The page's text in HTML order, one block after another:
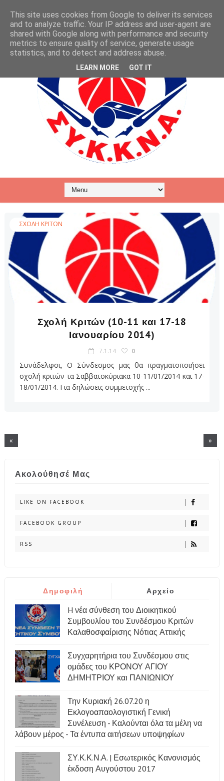
ΣΧΟΛΗ ΚΡΙΤΩΝ
Σχολή Κριτών (10-11 και 17-18
Ιανουαρίου 2014)
7.1.14 0
Συνάδελφοι, Ο Σύνδεσμος μας θα πραγματοποιήσει
σχολή κριτών τα Σαββατοκύριακα 10-11/01/2014 και 17-
18/01/2014. Για δηλώσεις συμμετοχής ...
« »
Ακολούθησέ Μας
LIKE ON FACEBOOK
FACEBOOK GROUP
RSS
Δημοφιλή Αρχείο
H νέα σύνθεση του Διοικητικού
Συμβουλίου του Συνδέσμου Κριτών
Καλαθοσφαίρισης Νότιας Αττικής
Συγχαρητήρια του Συνδέσμου στις
ομάδες του ΚΡΟΝΟΥ ΑΓΙΟΥ
ΔΗΜΗΤΡΙΟΥ και ΠΑΝΙΩΝΙΟΥ
Την Κυριακή 26.07.20 η
Εκλογοαπαολογιστική Γενική
Συνέλευση - Καλούνται όλα τα μέλη να
λάβουν μέρος - Τα έντυπα αιτήσεων υποψηφίων
ΣΥ.Κ.Κ.Ν.Α. | Εσωτερικός Κανονισμός
έκδοση Αυγούστου 2017
This site uses cookies from Google to deliver its services
and to analyze traffic. Your IP address and user-agent are
shared with Google along with performance and security
metrics to ensure quality of service, generate usage
statistics, and to detect and address abuse.
LEARN MORE GOT IT